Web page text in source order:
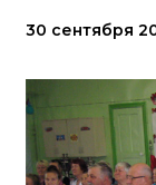
30 сентября